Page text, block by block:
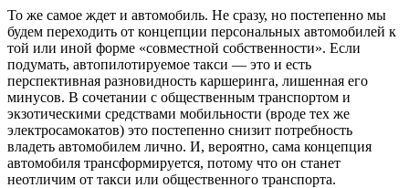
То же самое ждет и автомобиль. Не сразу, но постепенно мы
будем переходить от концепции персональных автомобилей к
той или иной форме «совместной собственности». Если
подумать, автопилотируемое такси — это и есть
перспективная разновидность каршеринга, лишенная его
минусов. В сочетании с общественным транспортом и
экзотическими средствами мобильности (вроде тех же
электросамокатов) это постепенно снизит потребность
владеть автомобилем лично. И, вероятно, сама концепция
автомобиля трансформируется, потому что он станет
неотличим от такси или общественного транспорта.